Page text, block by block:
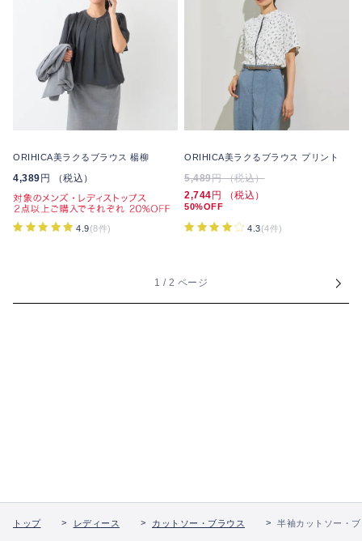
ORIHICA美ラクるブラウス 楊柳
4,389 円 （税込）
4.9(8件)
ORIHICA美ラクるブラウス プリント
5,489円 （税込）
2,744 円 （税込）
50%OFF
4.3(4件)
1 / 2 ページ
トップ レディース カットソー・ブラウス 半袖カットソー・